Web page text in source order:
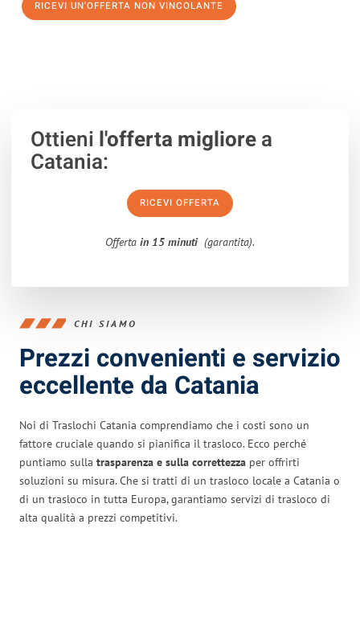
RICEVI UN'OFFERTA NON VINCOLANTE
Ottieni l'offerta migliorea
Catania:
RICEVI OFFERTA
Offerta in 15 minuti (garantita).
CHI SIAMO
Prezzi convenienti e servizio
eccellente da Catania
Noi di Traslochi Catania comprendiamo che i costi sono un
fattore cruciale quando si pianifica il trasloco. Ecco perché
puntiamo sulla trasparenza e sulla correttezza per offrirti
soluzioni su misura. Che si tratti di un trasloco locale a Catania o
di un trasloco in tutta Europa, garantiamo servizi di trasloco di
alta qualità a prezzi competitivi.